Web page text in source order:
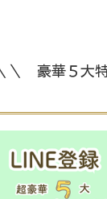
＼ 豪華５大